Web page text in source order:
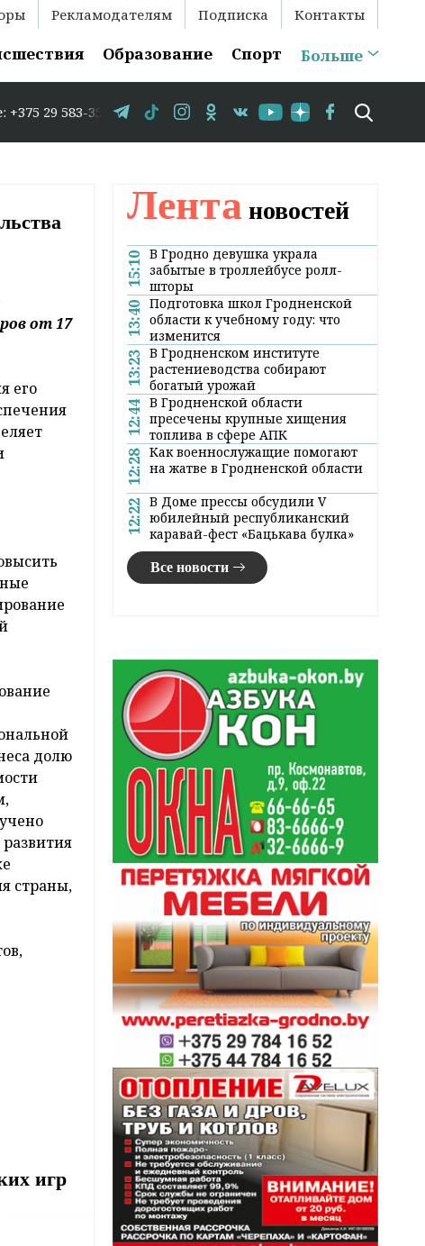
Рекламодателям Подписка Контакты
Образование Спорт Больше
583-35-86 // В Гродно временно закрывается
от 17
его
долю
страны,
игр
Лента новостей
15:10 В Гродно девушка украла
забытые в троллейбусе ролл-
шторы
13:40 Подготовка школ Гродненской
области к учебному году: что
изменится
13:23 В Гродненском институте
растениеводства собирают
богатый урожай
12:44 В Гродненской области
пресечены крупные хищения
топлива в сфере АПК
12:28 Как военнослужащие помогают
на жатве в Гродненской области
12:22 В Доме прессы обсудили V
юбилейный республиканский
каравай-фест «Бацькава булка»
Все новости